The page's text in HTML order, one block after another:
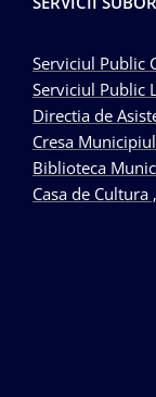
Serviciul Public
Serviciul Public
Directia de
Cresa
Biblioteca
Casa de Cultura